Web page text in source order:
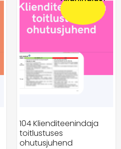
104 Klienditeenindaja
toitlustuses
ohutusjuhend